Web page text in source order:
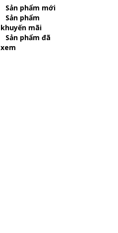
Sản phẩm mới
Sản phẩm
khuyến mãi
Sản phẩm đã
xem